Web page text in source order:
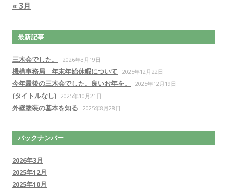
« 3月
最新記事
三木会でした。 2026年3月19日
機構事務局 年末年始休暇について 2025年12月22日
今年最後の三木会でした。良いお年を。 2025年12月19日
(タイトルなし) 2025年10月21日
外壁塗装の基本を知る 2025年8月28日
バックナンバー
2026年3月
2025年12月
2025年10月